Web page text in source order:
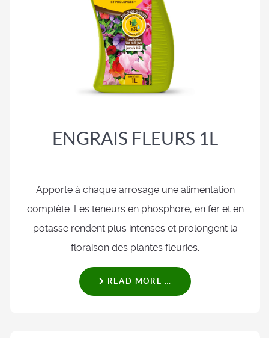
ENGRAIS FLEURS 1L
Apporte à chaque arrosage une alimentation
complète. Les teneurs en phosphore, en fer et en
potasse rendent plus intenses et prolongent la
floraison des plantes fleuries.
READ MORE …